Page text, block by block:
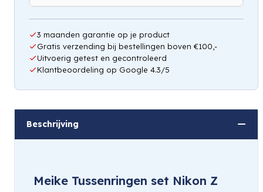
3 maanden garantie op je product
Gratis verzending bij bestellingen boven €100,-
Uitvoerig getest en gecontroleerd
Klantbeoordeling op Google 4.3/5
Beschrijving
Meike Tussenringen set Nikon Z